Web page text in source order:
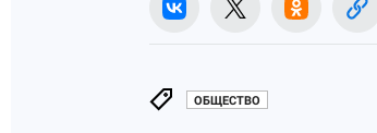
ОБЩЕСТВО